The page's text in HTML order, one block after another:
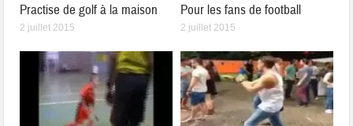
Practise de golf à la maison
2 juillet 2015
Pour les fans de football
2 juillet 2015